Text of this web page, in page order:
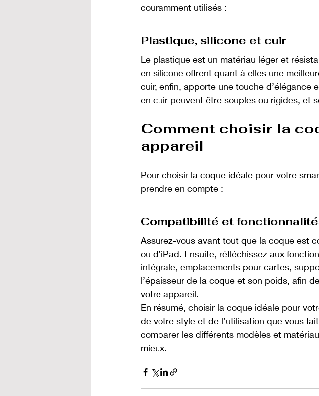
couramment utilisés :
Plastique, silicone et cuir
Le plastique est un matériau léger et
en silicone offrent quant à elles une
cuir, enfin, apporte une touche d’élégance
en cuir peuvent être souples ou rigides, et
Comment choisir la
appareil
Pour choisir la coque idéale pour votre
prendre en compte :
Compatibilité et
Assurez-vous avant tout que la coque est
ou d’iPad. Ensuite, réfléchissez aux
intégrale, emplacements pour cartes,
l’épaisseur de la coque et son poids, afin
votre appareil.
En résumé, choisir la coque idéale pour
de votre style et de l’utilisation que vous
comparer les différents modèles et
mieux.